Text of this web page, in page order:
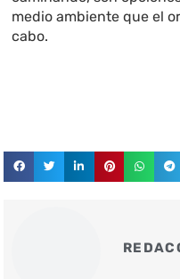
medio ambiente que el
cabo.